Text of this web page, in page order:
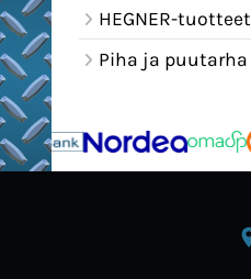
HEGNER-tuotteet
Piha ja puutarha